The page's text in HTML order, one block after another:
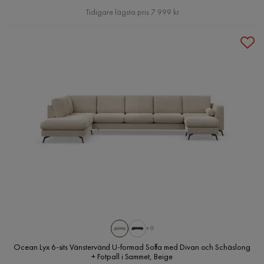
Pris
Tidigare lägsta pris 7 999 kr
+9
Ocean Lyx 6-sits Vänstervänd U-formad Soffa med Divan och Schäslong
+ Fotpall i Sammet, Beige